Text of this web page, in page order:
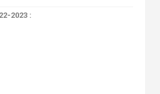
2023 :